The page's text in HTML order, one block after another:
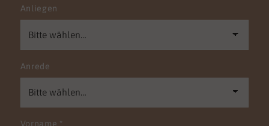
Anliegen
Anrede
Vorname *